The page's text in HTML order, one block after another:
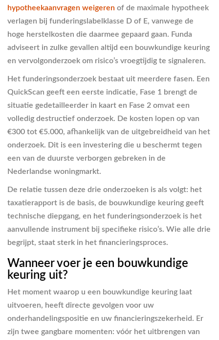
hypotheekaanvragen weigeren of de maximale hypotheek
verlagen bij funderingslabelklasse D of E, vanwege de
hoge herstelkosten die daarmee gepaard gaan. Funda
adviseert in zulke gevallen altijd een bouwkundige keuring
en vervolgonderzoek om risico’s vroegtijdig te signaleren.
Het funderingsonderzoek bestaat uit meerdere fasen. Een
QuickScan geeft een eerste indicatie, Fase 1 brengt de
situatie gedetailleerder in kaart en Fase 2 omvat een
volledig destructief onderzoek. De kosten lopen op van
€300 tot €5.000, afhankelijk van de uitgebreidheid van het
onderzoek. Dit is een investering die u beschermt tegen
een van de duurste verborgen gebreken in de
Nederlandse woningmarkt.
De relatie tussen deze drie onderzoeken is als volgt: het
taxatierapport is de basis, de bouwkundige keuring geeft
technische diepgang, en het funderingsonderzoek is het
aanvullende instrument bij specifieke risico’s. Wie alle drie
begrijpt, staat sterk in het financieringsproces.
Wanneer voer je een bouwkundige
keuring uit?
Het moment waarop u een bouwkundige keuring laat
uitvoeren, heeft directe gevolgen voor uw
onderhandelingspositie en uw financieringszekerheid. Er
zijn twee gangbare momenten: vóór het uitbrengen van